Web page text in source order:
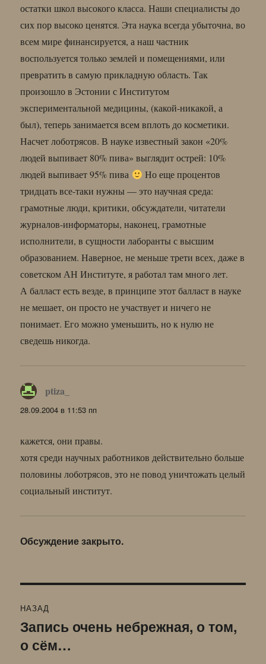
остатки школ высокого класса. Наши специалисты до
сих пор высоко ценятся. Эта наука всегда убыточна, во
всем мире финансируется, а наш частник
воспользуется только землей и помещениями, или
превратить в самую прикладную область. Так
произошло в Эстонии с Институтом
экспериментальной медицины, (какой-никакой, а
был), теперь занимается всем вплоть до косметики.
Насчет лоботрясов. В науке известный закон «20%
людей выпивает 80% пива» выглядит острей: 10%
людей выпивает 95% пива
Но еще процентов
тридцать все-таки нужны — это научная среда:
грамотные люди, критики, обсуждатели, читатели
журналов-информаторы, наконец, грамотные
исполнители, в сущности лаборанты с высшим
образованием. Наверное, не меньше трети всех, даже в
советском АН Институте, я работал там много лет.
А балласт есть везде, в принципе этот балласт в науке
не мешает, он просто не участвует и ничего не
понимает. Его можно уменьшить, но к нулю не
сведешь никогда.
ptiza_
28.09.2004 в 11:53 пп
кажется, они правы.
хотя среди научных работников действительно больше
половины лоботрясов, это не повод уничтожать целый
социальный институт.
Обсуждение закрыто.
по
записям
НАЗАД
Предыдущая
запись:
Запись очень небрежная, о том,
о сём…